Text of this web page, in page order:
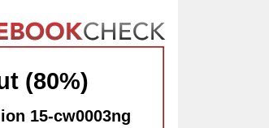
(80%)
15-cw0003ng